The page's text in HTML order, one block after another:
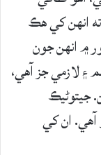
انهن کي هڪ
۾ انهن جون
لازمي جز آهي،
جيتوڻيڪ
آهي. ان کي